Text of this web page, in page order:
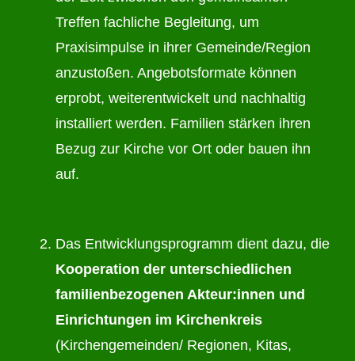
Treffen fachliche Begleitung, um
Praxisimpulse in ihrer Gemeinde/Region
anzustoßen. Angebotsformate können
erprobt, weiterentwickelt und nachhaltig
installiert werden. Familien stärken ihren
Bezug zur Kirche vor Ort oder bauen ihn
auf.
Das Entwicklungsprogramm dient dazu, die
Kooperation der unterschiedlichen
familienbezogenen Akteur:innen und
Einrichtungen im Kirchenkreis
(Kirchengemeinden/ Regionen, Kitas,